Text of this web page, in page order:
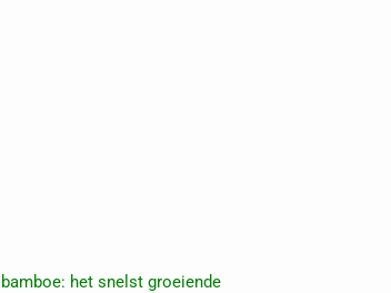
het snelst groeiende